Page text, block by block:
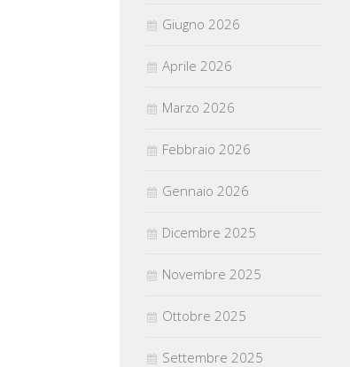
Giugno 2026
Aprile 2026
Marzo 2026
Febbraio 2026
Gennaio 2026
Dicembre 2025
Novembre 2025
Ottobre 2025
Settembre 2025